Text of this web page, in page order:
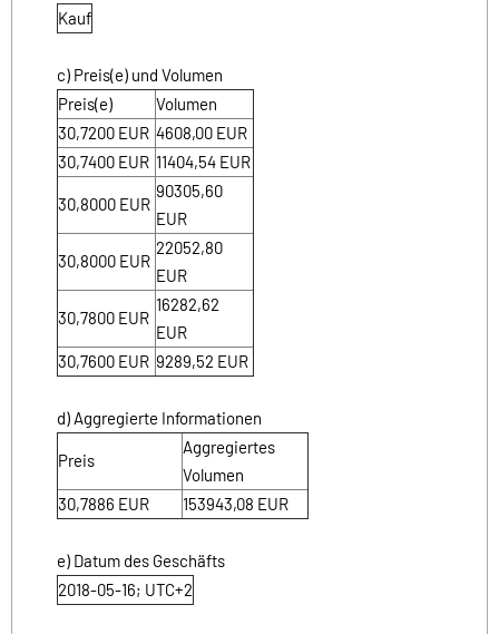
Kauf
c) Preis(e) und Volumen
Preis(e)
Volumen
30,7200 EUR 4608,00 EUR
30,7400 EUR 11404,54 EUR
30,8000 EUR
90305,60
EUR
30,8000 EUR
22052,80
EUR
30,7800 EUR
16282,62
EUR
30,7600 EUR 9289,52 EUR
d) Aggregierte Informationen
Preis
Aggregiertes
Volumen
30,7886 EUR 153943,08 EUR
e) Datum des Geschäfts
2018-05-16; UTC+2